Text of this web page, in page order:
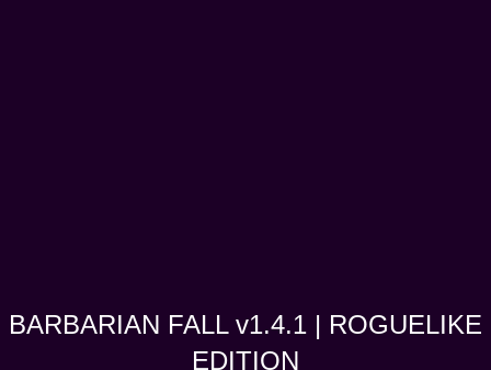
BARBARIAN FALL v1.4.1 | ROGUELIKE
EDITION